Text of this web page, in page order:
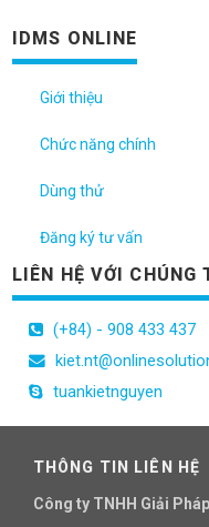
IDMS ONLINE
Giới thiệu
Chức năng chính
Dùng thử
Đăng ký tư vấn
LIÊN HỆ VỚI CHÚNG
(+84) - 908 433 437
tuankietnguyen
THÔNG TIN LIÊN HỆ
Công ty TNHH Giải